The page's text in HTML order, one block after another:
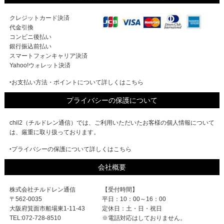
クレジットカード決済
代金引換
コンビニ後払い
銀行振込前払い
スマートフォンキャリア決済
Yahoo!ウォレット決済
‣お支払い方法・ポイントについて詳しくはこちら
プライバシーの保護について
chil2（チルドレン通信）では、ご利用いただいたお客様の個人情報について
は、厳重に取り扱っております。
‣プライバシーの保護について詳しくはこちら
会社概要
株式会社チルドレン通信
〒562-0035
大阪府箕面市船場東1-11-43
TEL:072-728-8510
【受付時間】
平日：10：00～16：00
定休日：土・日・祝日
※電話対応はしておりません。